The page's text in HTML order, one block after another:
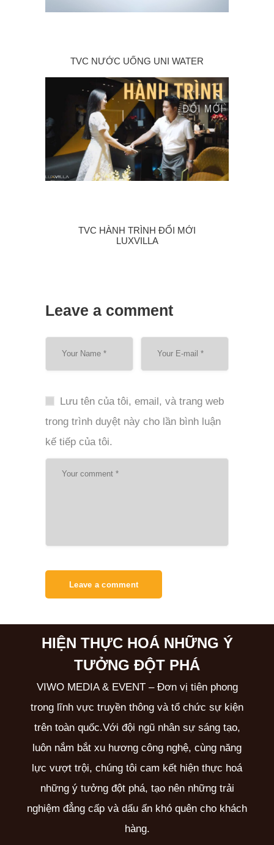
TVC NƯỚC UỐNG UNI WATER
TVC HÀNH TRÌNH ĐỔI MỚI
LUXVILLA
Leave a comment
Lưu tên của tôi, email, và trang web
trong trình duyệt này cho lần bình luận
kế tiếp của tôi.
HIỆN THỰC HOÁ NHỮNG Ý
TƯỞNG ĐỘT PHÁ
VIWO MEDIA & EVENT – Đơn vị tiên phong
trong lĩnh vực truyền thông và tổ chức sự kiện
trên toàn quốc.Với đội ngũ nhân sự sáng tạo,
luôn nắm bắt xu hương công nghệ, cùng năng
lực vượt trội, chúng tôi cam kết hiện thực hoá
những ý tưởng đột phá, tạo nên những trải
nghiệm đẳng cấp và dấu ấn khó quên cho khách
hàng.